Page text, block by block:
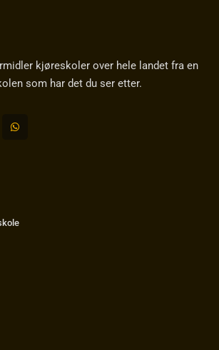
kjøreskoler over hele landet fra en
som har det du ser etter.